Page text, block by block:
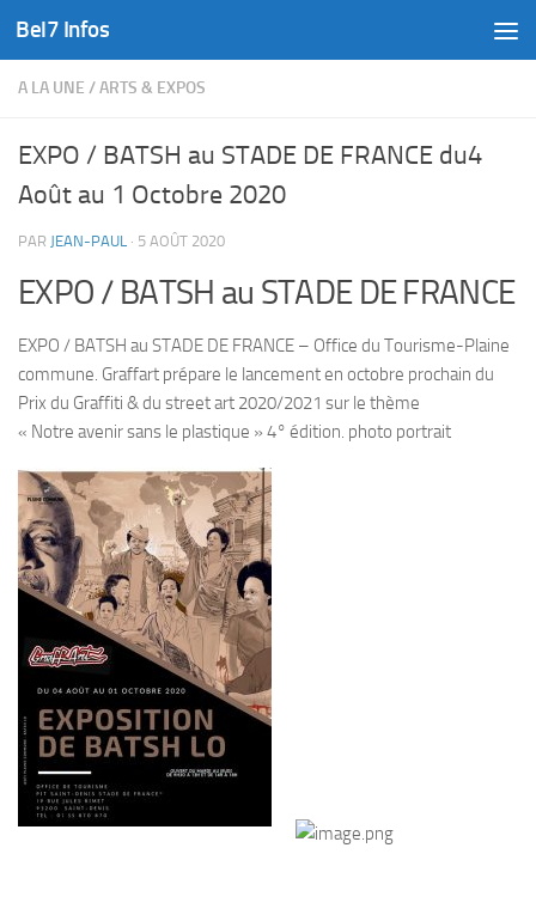
Skip to content
Bel7 Infos
A LA UNE /ARTS & EXPOS
EXPO / BATSH au STADE DE FRANCE du4
Août au 1 Octobre 2020
PAR JEAN-PAUL · 5 AOÛT 2020
EXPO / BATSH au STADE DE FRANCE
EXPO / BATSH au STADE DE FRANCE – Office du Tourisme-Plaine
commune. Graffart prépare le lancement en octobre prochain du
Prix du Graffiti & du street art 2020/2021 sur le thème
« Notre avenir sans le plastique » 4° édition. photo portrait